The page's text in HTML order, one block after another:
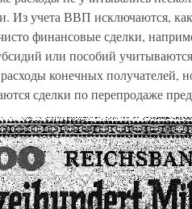
Из учета ВВП исключаются,
финансовые сделки,
или пособий
конечных получателей,
сделки по перепродаже